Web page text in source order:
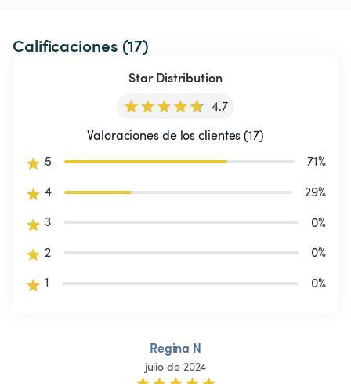
Calificaciones (17)
Star Distribution
4.7
Valoraciones de los clientes (17)
5
71%
4
29%
3
0%
2
0%
1
0%
Regina N
julio de 2024